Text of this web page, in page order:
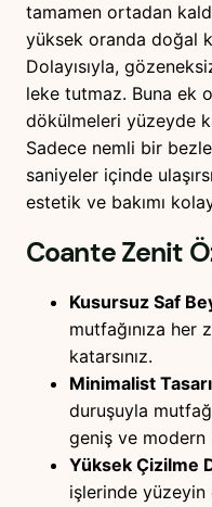
tamamen ortadan
yüksek oranda doğal
Dolayısıyla,
leke tutmaz. Buna ek
dökülmeleri yüzeyde
Sadece nemli bir
saniyeler içinde
estetik ve bakımı
Coante Zenit
Kusursuz Saf
mutfağınıza her
katarsınız.
Minimalist
duruşuyla
geniş ve modern
Yüksek Çizilme
işlerinde yüzeyin